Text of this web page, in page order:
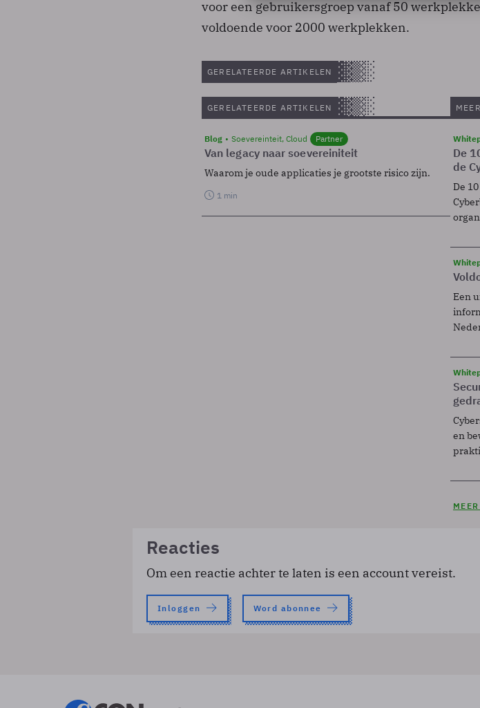
voor een gebruikersgroep vanaf 50
voldoende voor 2000 werkplekken.
GERELATEERDE ARTIKELEN
GERELATEERDE ARTIKELEN
Blog Soevereinteit, Cloud Partner
Van legacy naar soevereiniteit
Waarom je oude applicaties je grootste risico zijn.
1 min
De
de
De
Een
en
Reacties
Om een reactie achter te laten is een account vereist.
Inloggen Word abonnee